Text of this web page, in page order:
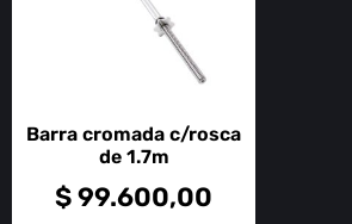
Barra cromada c/rosca
de 1.7m
$99.600,00